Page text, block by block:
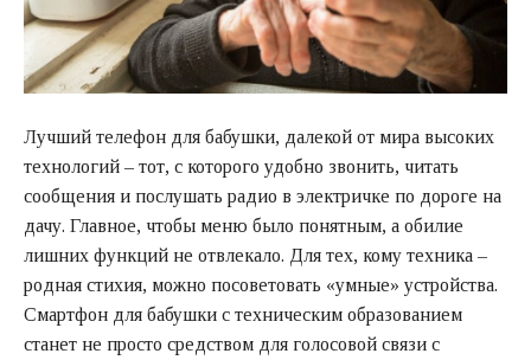
Лучший телефон для бабушки, далекой от мира высоких
технологий – тот, с которого удобно звонить, читать
сообщения и послушать радио в электричке по дороге на
дачу. Главное, чтобы меню было понятным, а обилие
лишних функций не отвлекало. Для тех, кому техника –
родная стихия, можно посоветовать «умные» устройства.
Смартфон для бабушки с техническим образованием
станет не просто средством для голосовой связи с